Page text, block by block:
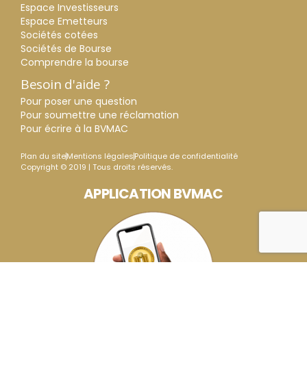
Espace Investisseurs
Espace Emetteurs
Sociétés cotées
Sociétés de Bourse
Comprendre la bourse
Besoin d'aide ?
Pour poser une question
Pour soumettre une réclamation
Pour écrire à la BVMAC
Plan du siteMentions légalesPolitique de confidentialité
Copyright © 2019 | Tous droits réservés.
APPLICATION BVMAC